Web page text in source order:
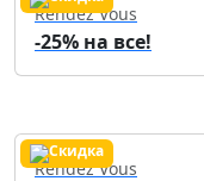
Rendez Vous
-25% на все!
Rendez Vous